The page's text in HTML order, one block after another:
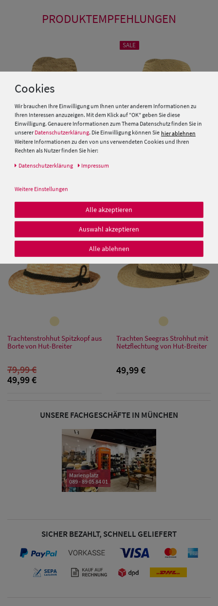
Damen Caps
Damen
Schutz Caps
Damen
Bandana Caps
Snapback Caps
(63-65 cm)
PRODUKTEMPFEHLUNGEN
Trachtenhut Traveller aus 100%
39,99 €
SALE
39,99 €
SALE
Trachtenstrohhut Spitzkopf aus
Borte von Hut-Breiter
79,99 €
49,99 €
Trachten Seegras Strohhut mit
Netzflechtung von Hut-Breiter
49,99 €
UNSERE FACHGESCHÄFTE IN MÜNCHEN
Marienplatz
089 - 89 05 84 01
SICHER BEZAHLT, SCHNELL GELIEFERT
Cookies
Wir brauchen Ihre Einwilligung um Ihnen unter anderem Informationen zu
Ihren Interessen anzuzeigen. Mit dem Klick auf "OK" geben Sie diese
Einwilligung. Genauere Informationen zum Thema Datenschutz finden Sie in
unserer Datenschutzerklärung. Die Einwilligung können Sie hier ablehnen
Weitere Informationen zu den von uns verwendeten Cookies und Ihren
Rechten als Nutzer finden Sie hier:
Daten­schutz­erklärung Impressum
Weitere Einstellungen
Alle akzeptieren
Auswahl akzeptieren
Alle ablehnen